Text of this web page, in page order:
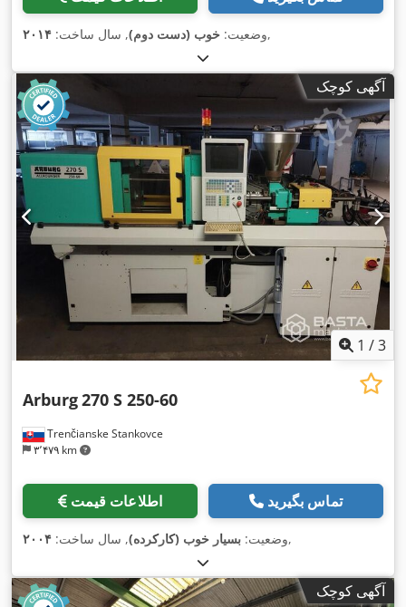
وضعیت: خوب (دست دوم), سال ساخت: ۲۰۱۴ ,
آگهی کوچک
1 /3
Trenčianske Stankovce
۳٬۴۷۹ km
Arburg270 S 250-60
اطلاعات قیمت تماس بگیرید
وضعیت: بسیار خوب (کارکرده), سال ساخت: ۲۰۰۴ ,
آگهی کوچک